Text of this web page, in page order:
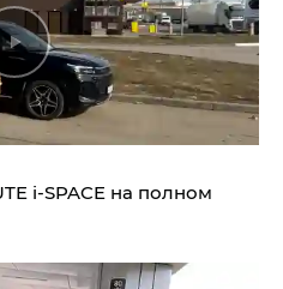
i‑SPACE на полном